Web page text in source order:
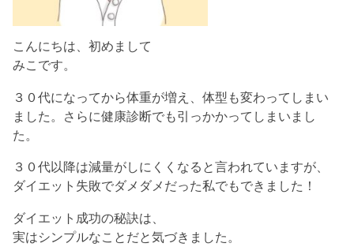
こんにちは、初めまして
みこです。
３０代になってから体重が増え、体型も変わってしまい
ました。さらに健康診断でも引っかかってしまいまし
た。
３０代以降は減量がしにくくなると言われていますが、
ダイエット失敗でダメダメだった私でもできました！
ダイエット成功の秘訣は、
実はシンプルなことだと気づきました。